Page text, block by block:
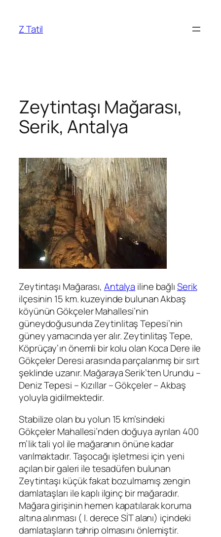
Z Tatil
Zeytintaşı Mağarası,
Serik, Antalya
Zeytintaşı Mağarası, Antalya iline bağlıSerik
ilçesinin 15 km. kuzeyinde bulunan Akbaş
köyünün Gökçeler Mahallesi’nin
güneydoğusunda Zeytinlitaş Tepesi’nin
güney yamacında yer alır. Zeytinlitaş Tepe,
Köprüçay’ın önemli bir kolu olan Koca Dere ile
Gökçeler Deresi arasında parçalanmış bir sırt
şeklinde uzanır. Mağaraya Serik’ten Urundu –
Deniz Tepesi – Kızıllar – Gökçeler – Akbaş
yoluyla gidilmektedir.
Stabilize olan bu yolun 15 km’sindeki
Gökçeler Mahallesi’nden doğuya ayrılan 400
m’lik tali yol ile mağaranın önüne kadar
varılmaktadır. Taşocağı işletmesi için yeni
açılan bir galeri ile tesadüfen bulunan
Zeytintaşı küçük fakat bozulmamış zengin
damlataşları ile kaplı ilginç bir mağaradır.
Mağara girişinin hemen kapatılarak koruma
altına alınması ( l. derece SİT alanı) içindeki
damlataşların tahrip olmasını önlemiştir.